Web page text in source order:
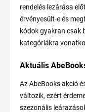
rendelés lezárása
érvényesült-e és
kódok gyakran csak
kategóriákra
Aktuális
Az AbeBooks akció
változik, ezért
szezonális